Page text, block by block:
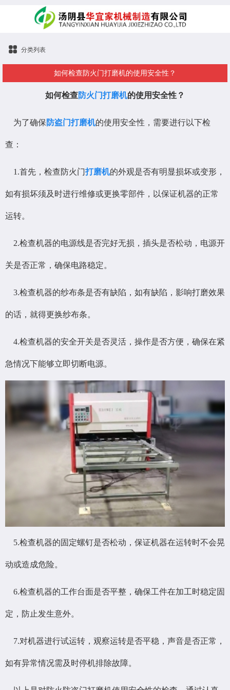
分类列表
如何检查防火门打磨机的使用安全性？
如何检查防火门打磨机的使用安全性？
为了确保 防盗门打磨机的使用安全性，需要进行以下检
查：
1.首先，检查防火门打磨机的外观是否有明显损坏或变形，
如有损坏须及时进行维修或更换零部件，以保证机器的正常
运转。
2.检查机器的电源线是否完好无损，插头是否松动，电源开
关是否正常，确保电路稳定。
3.检查机器的纱布条是否有缺陷，如有缺陷，影响打磨效果
的话，就得更换纱布条。
4.检查机器的安全开关是否灵活，操作是否方便，确保在紧
急情况下能够立即切断电源。
5.检查机器的固定螺钉是否松动，保证机器在运转时不会晃
动或造成危险。
6.检查机器的工作台面是否平整，确保工件在加工时稳定固
定，防止发生意外。
7.对机器进行试运转，观察运转是否平稳，声音是否正常，
如有异常情况需及时停机排除故障。